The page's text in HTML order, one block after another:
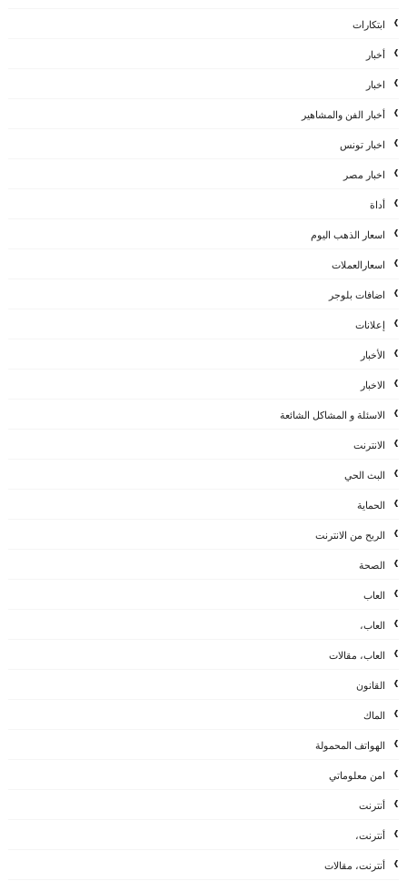
ابتكارات
أخبار
اخبار
أخبار الفن والمشاهير
اخبار تونس
اخبار مصر
أداة
اسعار الذهب اليوم
اسعارالعملات
اضافات بلوجر
إعلانات
الأخبار
الاخبار
الاسئلة و المشاكل الشائعة
الانترنت
البث الحي
الحماية
الربح من الانترنت
الصحة
العاب
العاب،
العاب، مقالات
القانون
الماك
الهواتف المحمولة
امن معلوماتي
أنترنت
أنترنت،
أنترنت، مقالات